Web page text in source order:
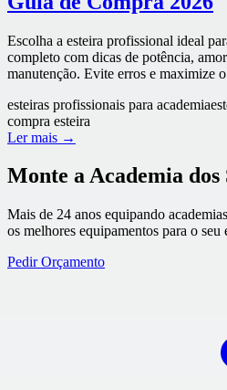
Escolha a esteira profissional ideal
completo com dicas de potência,
manutenção. Evite erros e maximize
esteiras profissionais para academia
compra esteira
Ler mais →
Monte a Academia dos
Mais de 24 anos equipando
os melhores equipamentos para o seu
Pedir Orçamento